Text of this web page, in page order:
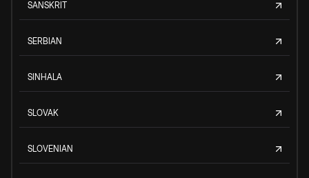
SANSKRIT
SERBIAN
SINHALA
SLOVAK
SLOVENIAN